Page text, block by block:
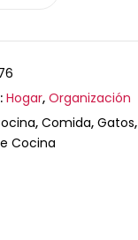
Hogar, Organización
, Comida, Gatos,
Cocina